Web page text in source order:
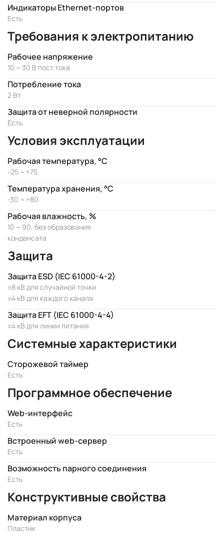
Индикаторы Ethernet-портов
Есть
Требования к электропитанию
Рабочее напряжение
10 ~ 30 В пост.тока
Потребление тока
2 Вт
Защита от неверной полярности
Есть
Условия эксплуатации
Рабочая температура, °C
-25 ~ +75
Температура хранения, °C
-30 ~ +80
Рабочая влажность, %
10 ~ 90, без образования
конденсата
Защита
Защита ESD (IEC 61000-4-2)
±8 кВ для случайной точки
±4 кВ для каждого канала
Защита EFT (IEC 61000-4-4)
±4 кВ для линии питания
Системные характеристики
Сторожевой таймер
Есть
Программное обеспечение
Web-интерфейс
Есть
Встроенный web-сервер
Есть
Возможность парного соединения
Есть
Конструктивные свойства
Материал корпуса
Пластик